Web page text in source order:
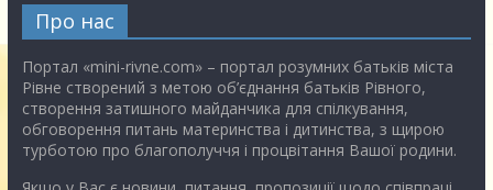
Про нас
Портал «mini-rivne.com» – портал розумних батьків міста
Рівне створений з метою об’єднання батьків Рівного,
створення затишного майданчика для спілкування,
обговорення питань материнства і дитинства, з щирою
турботою про благополуччя і процвітання Вашої родини.